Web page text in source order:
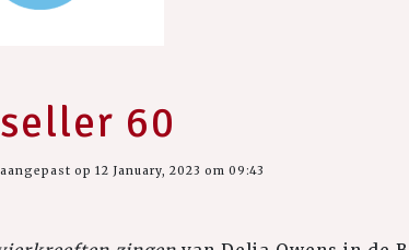
60
op 12 January, 2023 om 09:43